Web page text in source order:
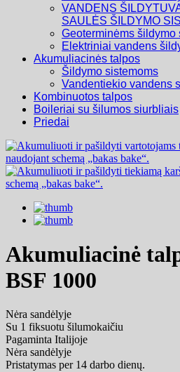
VANDENS
SAULĖS ŠILDYMO
Geoterminėms šildymo
Elektriniai vandens
Akumuliacinės talpos
Šildymo sistemoms
Vandentiekio vandens
Kombinuotos talpos
Boileriai su šilumos siurbliais
Priedai
Akumuliacinė
BSF 1000
Nėra sandėlyje
Su 1 fiksuotu šilumokaičiu
Pagaminta Italijoje
Nėra sandėlyje
Pristatymas per 14 darbo dienų.